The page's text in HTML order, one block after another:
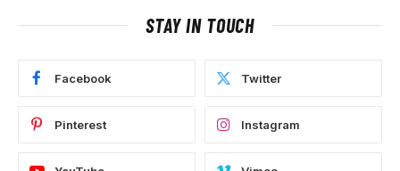
STAY IN TOUCH
Facebook Twitter
Pinterest Instagram